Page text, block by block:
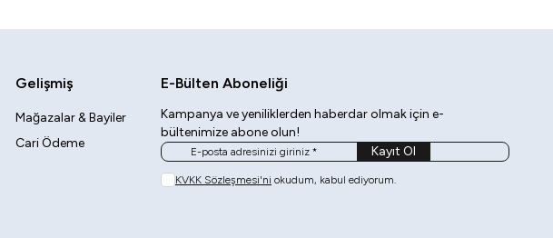
Gelişmiş
Mağazalar & Bayiler
Cari Ödeme
E-Bülten Aboneliği
Kampanya ve yeniliklerden haberdar olmak için e-
bültenimize abone olun!
Kayıt Ol
KVKK Sözleşmesi'ni okudum, kabul ediyorum.